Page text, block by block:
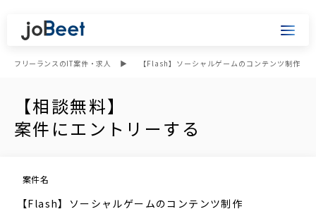
フリーランスのIT案件・求人 【Flash】ソーシャルゲームのコンテンツ制作
【相談無料】
案件にエントリーする
案件名
【Flash】ソーシャルゲームのコンテンツ制作